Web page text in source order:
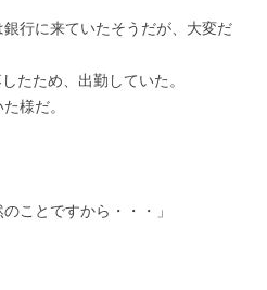
銀行に来ていたそうだが、大変だ
たため、出勤していた。
様だ。
ことですから・・・」